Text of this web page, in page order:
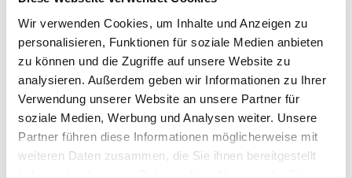
Wir verwenden Cookies, um Inhalte und Anzeigen zu
personalisieren, Funktionen für soziale Medien anbieten
zu können und die Zugriffe auf unsere Website zu
analysieren. Außerdem geben wir Informationen zu Ihrer
Verwendung unserer Website an unsere Partner für
soziale Medien, Werbung und Analysen weiter. Unsere
Partner führen diese Informationen möglicherweise mit
weiteren Daten zusammen, die Sie ihnen bereitgestellt
direkt aus unserem Kühlhaus handgebunden
und so schnell wie möglich versendet. Damit
sie unversehrt bei der Empfängerin oder dem
Empfänger ankommen, achten wir
selbstverständlich auf einen zuverlässigen und
sicheren Transport. Dafür legen wir den
Blumenstrauß vorsichtig in einen stabilen